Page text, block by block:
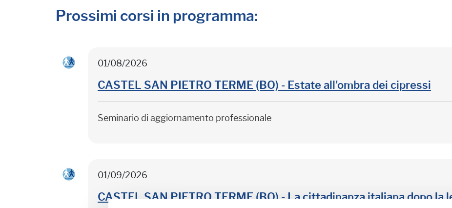
Prossimi corsi in programma:
01/08/2026
CASTEL SAN PIETRO TERME (BO) - Estate all'ombra dei cipressi
Seminario di aggiornamento professionale
01/09/2026
CASTEL SAN PIETRO TERME (BO) - La cittadinanza italiana dopo